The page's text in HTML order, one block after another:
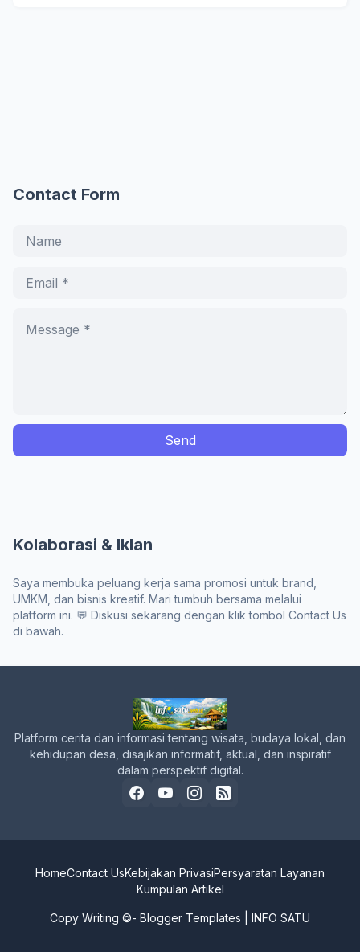
Contact Form
Kolaborasi & Iklan
Saya membuka peluang kerja sama promosi untuk brand,
UMKM, dan bisnis kreatif. Mari tumbuh bersama melalui
platform ini. 💬 Diskusi sekarang dengan klik tombol Contact Us
di bawah.
Platform cerita dan informasi tentang wisata, budaya lokal, dan
kehidupan desa, disajikan informatif, aktual, dan inspiratif
dalam perspektif digital.
Copy Writing ©- Blogger Templates INFO SATU
HomeContact UsKebijakan PrivasiPersyaratan Layanan
Kumpulan Artikel